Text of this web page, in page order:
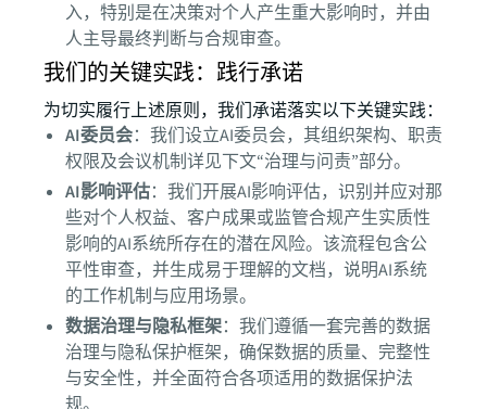
入，特别是在决策对个人产生重大影响时，并由
人主导最终判断与合规审查。
我们的关键实践：践行承诺
为切实履行上述原则，我们承诺落实以下关键实践：
AI委员会：我们设立AI委员会，其组织架构、职责
权限及会议机制详见下文“治理与问责”部分。
AI影响评估：我们开展AI影响评估，识别并应对那
些对个人权益、客户成果或监管合规产生实质性
影响的AI系统所存在的潜在风险。该流程包含公
平性审查，并生成易于理解的文档，说明AI系统
的工作机制与应用场景。
数据治理与隐私框架：我们遵循一套完善的数据
治理与隐私保护框架，确保数据的质量、完整性
与安全性，并全面符合各项适用的数据保护法